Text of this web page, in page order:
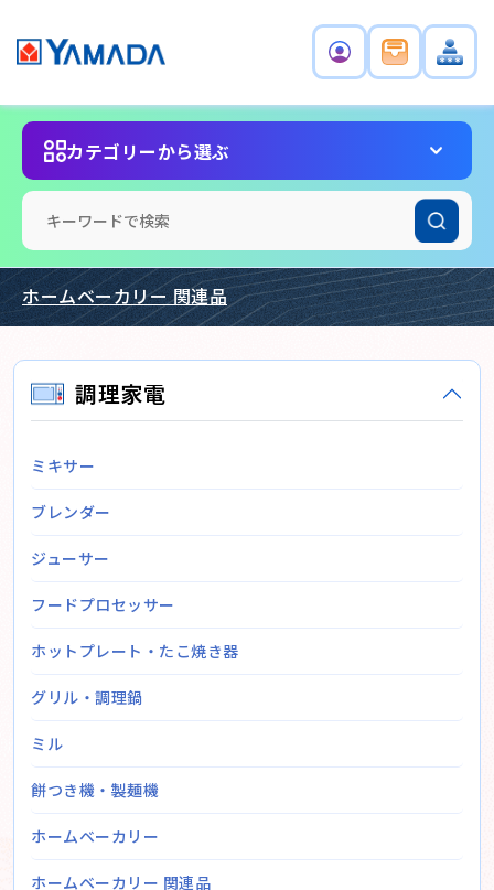
カテゴリーから選ぶ
ホームベーカリー 関連品
調理家電
ミキサー
ブレンダー
ジューサー
フードプロセッサー
ホットプレート・たこ焼き器
グリル・調理鍋
ミル
餅つき機・製麺機
ホームベーカリー
ホームベーカリー 関連品